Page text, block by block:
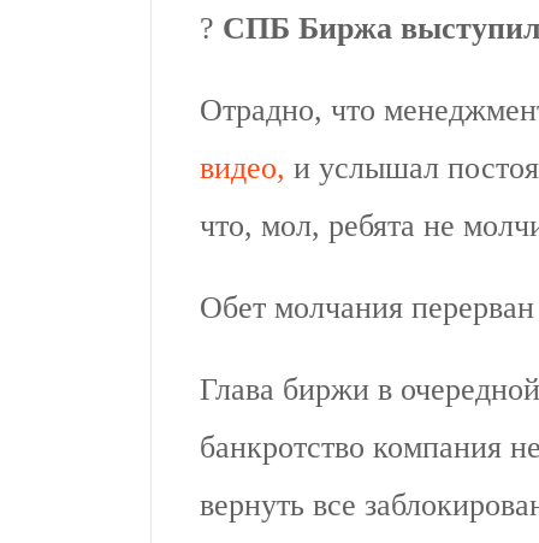
? СПБ Биржа
Отрадно, что
видео, и услышал
что, мол, ребята не
Обет молчания
Глава биржи в
банкротство компания
вернуть все